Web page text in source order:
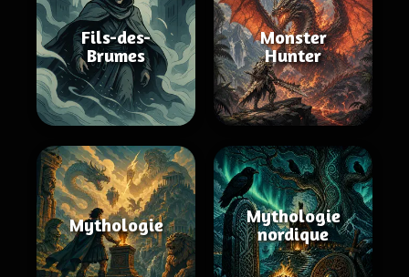
Fils-des-
Brumes
Monster
Hunter
Mythologie
Mythologie
nordique